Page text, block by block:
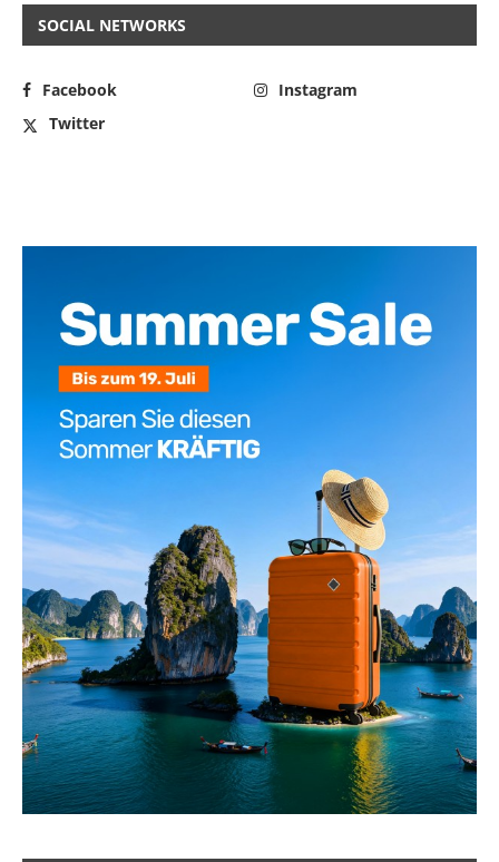
SOCIAL NETWORKS
Facebook
Instagram
Twitter